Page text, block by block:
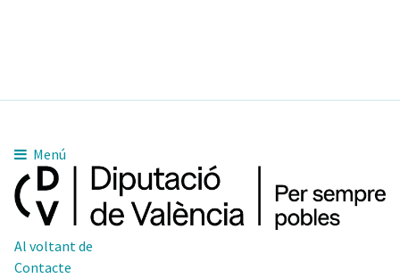
Menú
Al voltant de
Contacte